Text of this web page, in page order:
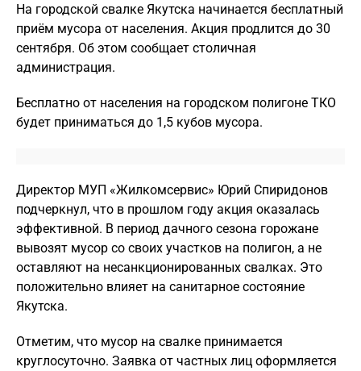
На городской свалке Якутска начинается бесплатный
приём мусора от населения. Акция продлится до 30
сентября. Об этом сообщает столичная
администрация.
Бесплатно от населения на городском полигоне ТКО
будет приниматься до 1,5 кубов мусора.
Директор МУП «Жилкомсервис» Юрий Спиридонов
подчеркнул, что в прошлом году акция оказалась
эффективной. В период дачного сезона горожане
вывозят мусор со своих участков на полигон, а не
оставляют на несанкционированных свалках. Это
положительно влияет на санитарное состояние
Якутска.
Отметим, что мусор на свалке принимается
круглосуточно. Заявка от частных лиц оформляется